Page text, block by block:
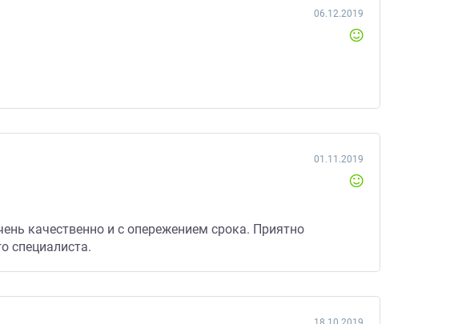
06.12.2019
01.11.2019
качественно и с опережением срока. Приятно
специалиста.